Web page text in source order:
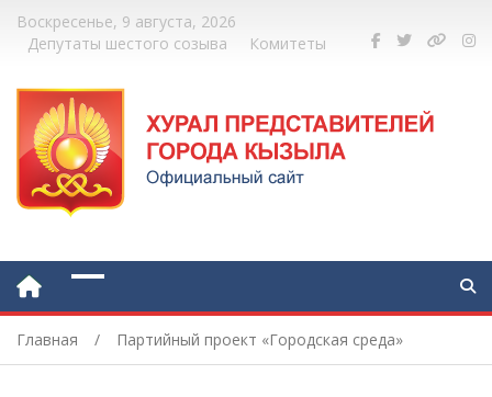
Воскресенье, 9 августа, 2026
Депутаты шестого созыва
Комитеты
Главная Партийный проект «Городская среда»